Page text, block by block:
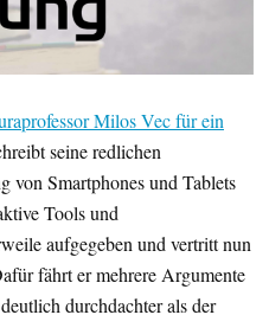
Milos Vec für ein
seine redlichen
von Smartphones und Tablets
Tools und
aufgegeben und vertritt nun
fährt er mehrere Argumente
durchdachter als der